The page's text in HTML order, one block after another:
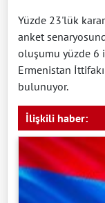
Yüzde 23'lük
anket
oluşumu yüzde 6
Ermenistan
bulunuyor.
İlişkili haber: